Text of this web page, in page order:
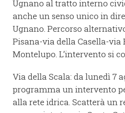
Ugnano al tratto interno
anche un senso unico in
Ugnano. Percorso
Pisana-via della Casella-via
Montelupo. L’intervento si
Via della Scala: da lunedì 7
programma un intervento
alla rete idrica. Scatterà un